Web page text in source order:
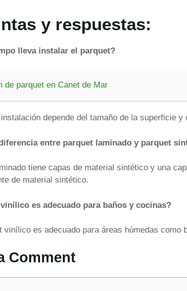
y respuestas:
lleva instalar el parquet?
de parquet en Canet de Mar
depende del tamaño de la superficie y
entre parquet laminado y parquet
tiene capas de material sintético y una
de material sintético.
es adecuado para baños y cocinas?
vinílico es adecuado para áreas húmedas
Comment